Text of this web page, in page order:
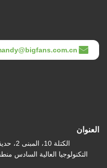
العنوان
التكنولوجيا العالية السادس